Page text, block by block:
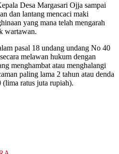
Desa Margasari Ojja sampai
dan lantang mencaci maki
yang mana telah mengarah
wartawan.
pasal 18 undang undang No 40
melawan hukum dengan
menghambat atau menghalangi
paling lama 2 tahun atau denda
ratus juta rupiah).